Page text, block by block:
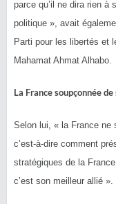
parce qu’il ne dira rien à
politique », avait
Parti pour les libertés et
Mahamat Ahmat Alhabo.
La France soupçonnée
Selon lui, « la France ne
c’est-à-dire comment
stratégiques de la
c’est son meilleur allié ».